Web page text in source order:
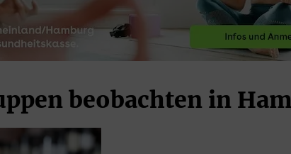
beobachten in